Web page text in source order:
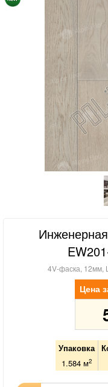
4V-фаска, 12мм,
Цена
Упаковка
1.584 м2